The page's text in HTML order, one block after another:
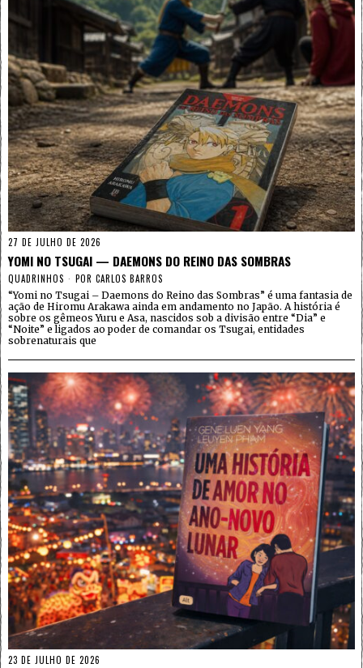
27 DE JULHO DE 2026
YOMI NO TSUGAI — DAEMONS DO REINO DAS SOMBRAS
QUADRINHOS POR CARLOS BARROS
“Yomi no Tsugai – Daemons do Reino das Sombras” é uma fantasia de
ação de Hiromu Arakawa ainda em andamento no Japão. A história é
sobre os gêmeos Yuru e Asa, nascidos sob a divisão entre “Dia” e
“Noite” e ligados ao poder de comandar os Tsugai, entidades
sobrenaturais que
23 DE JULHO DE 2026